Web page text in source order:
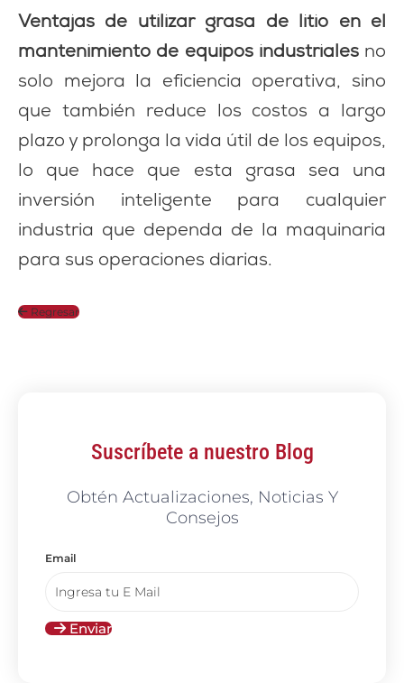
Ventajas de utilizar grasa de litio en el
mantenimiento de equipos industrialesno
solo mejora la eficiencia operativa, sino
que también reduce los costos a largo
plazo y prolonga la vida útil de los equipos,
lo que hace que esta grasa sea una
inversión inteligente para cualquier
industria que dependa de la maquinaria
para sus operaciones diarias.
Regresar
Suscríbete a nuestro Blog
Obtén Actualizaciones, Noticias Y
Consejos
Email
Enviar